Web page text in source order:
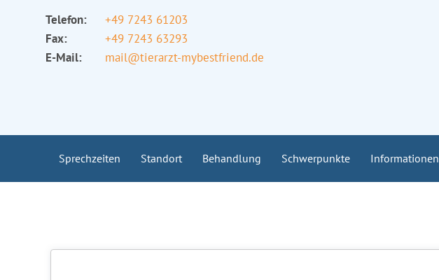
Telefon:
+49 7243 61203
Fax:
+49 7243 63293
E-Mail:
mail@tierarzt-mybestfriend.de
Sprechzeiten Standort Behandlung Schwerpunkte Informationen